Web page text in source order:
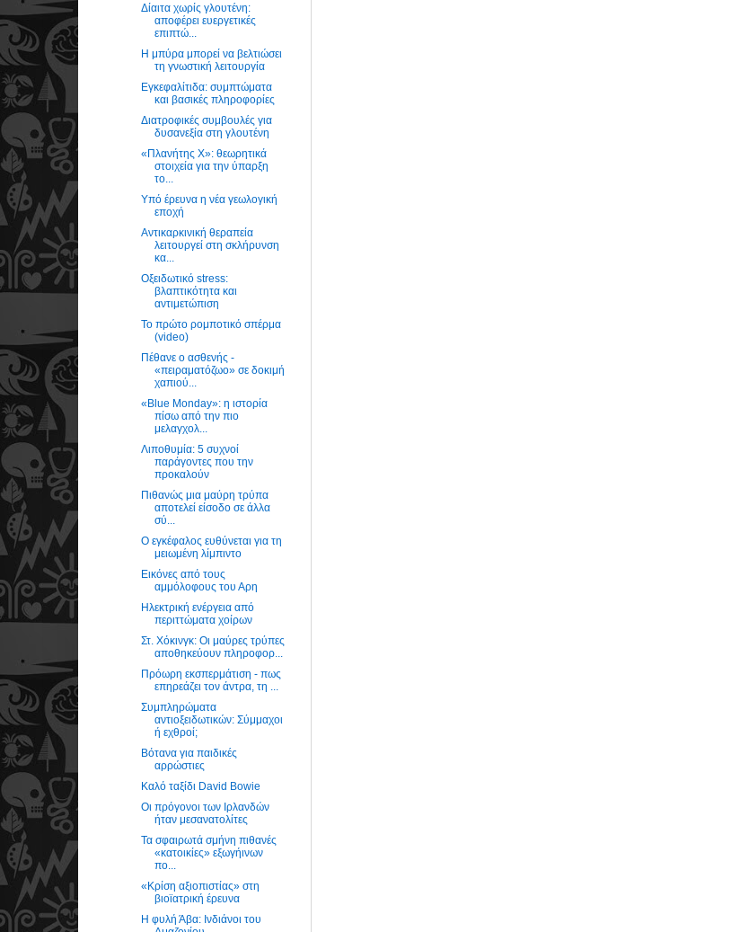
Δίαιτα χωρίς γλουτένη:
αποφέρει ευεργετικές
επιπτώ...
Η μπύρα μπορεί να βελτιώσει
τη γνωστική λειτουργία
Εγκεφαλίτιδα: συμπτώματα
και βασικές πληροφορίες
Διατροφικές συμβουλές για
δυσανεξία στη γλουτένη
«Πλανήτης X»: θεωρητικά
στοιχεία για την ύπαρξη
το...
Υπό έρευνα η νέα γεωλογική
εποχή
Αντικαρκινική θεραπεία
λειτουργεί στη σκλήρυνση
κα...
Οξειδωτικό stress:
βλαπτικότητα και
αντιμετώπιση
Το πρώτο ρομποτικό σπέρμα
(video)
Πέθανε ο ασθενής -
«πειραματόζωο» σε δοκιμή
χαπιού...
«Blue Monday»: η ιστορία
πίσω από την πιο
μελαγχολ...
Λιποθυμία: 5 συχνοί
παράγοντες που την
προκαλούν
Πιθανώς μια μαύρη τρύπα
αποτελεί είσοδο σε άλλα
σύ...
Ο εγκέφαλος ευθύνεται για τη
μειωμένη λίμπιντο
Εικόνες από τους
αμμόλοφους του Αρη
Ηλεκτρική ενέργεια από
περιττώματα χοίρων
Στ. Χόκινγκ: Οι μαύρες τρύπες
αποθηκεύουν πληροφορ...
Πρόωρη εκσπερμάτιση - πως
επηρεάζει τον άντρα, τη ...
Συμπληρώματα
αντιοξειδωτικών: Σύμμαχοι
ή εχθροί;
Βότανα για παιδικές
αρρώστιες
Καλό ταξίδι David Bowie
Οι πρόγονοι των Ιρλανδών
ήταν μεσανατολίτες
Τα σφαιρωτά σμήνη πιθανές
«κατοικίες» εξωγήινων
πο...
«Κρίση αξιοπιστίας» στη
βιοϊατρική έρευνα
Η φυλή Άβα: Ινδιάνοι του